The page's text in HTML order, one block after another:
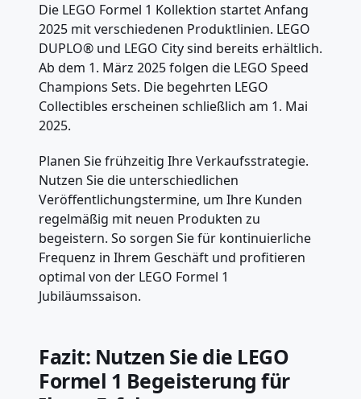
Die LEGO Formel 1 Kollektion startet Anfang
2025 mit verschiedenen Produktlinien. LEGO
DUPLO® und LEGO City sind bereits erhältlich.
Ab dem 1. März 2025 folgen die LEGO Speed
Champions Sets. Die begehrten LEGO
Collectibles erscheinen schließlich am 1. Mai
2025.
Planen Sie frühzeitig Ihre Verkaufsstrategie.
Nutzen Sie die unterschiedlichen
Veröffentlichungstermine, um Ihre Kunden
regelmäßig mit neuen Produkten zu
begeistern. So sorgen Sie für kontinuierliche
Frequenz in Ihrem Geschäft und profitieren
optimal von der LEGO Formel 1
Jubiläumssaison.
Fazit: Nutzen Sie die LEGO
Formel 1 Begeisterung für